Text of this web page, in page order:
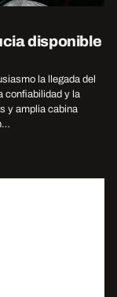
disponible
la llegada del
confiabilidad y la
y amplia cabina